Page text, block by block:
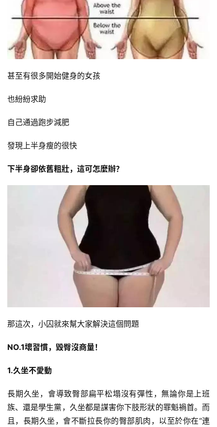
甚至有很多開始健身的女孩
也紛紛求助
自己通過跑步減肥
發現上半身瘦的很快
下半身卻依舊粗壯，這可怎麼辦？
那這次，小囚就來幫大家解決這個問題
NO.1壞習慣，毀臀沒商量！
1.久坐不愛動
長期久坐，會導致臀部扁平松塌沒有彈性，無論你是上班
族、還是學生黨，久坐都是謀害你下肢形狀的罪魁禍首。而
且，長期久坐，會不斷拉長你的臀部肌肉，以至於你在“連